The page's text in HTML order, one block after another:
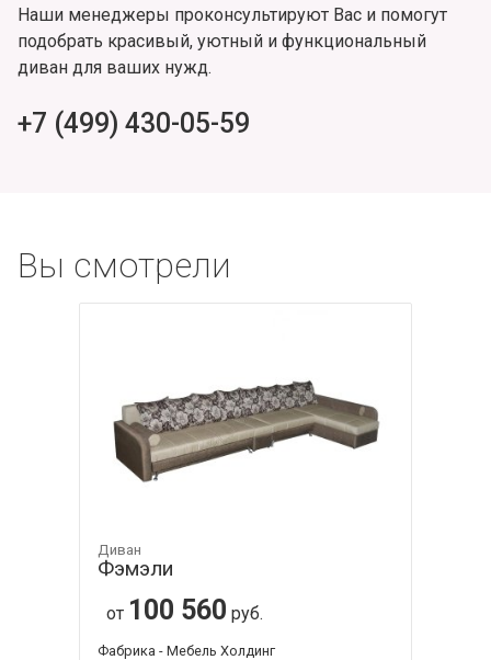
Наши менеджеры проконсультируют Вас и помогут
подобрать красивый, уютный и функциональный
диван для ваших нужд.
+7 (499) 430-05-59
Вы смотрели
Диван
Фэмэли
от 100 560 руб.
Фабрика - Мебель Холдинг